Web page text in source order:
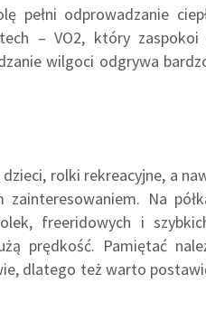
pełni odprowadzanie
– VO2, który zaspokoi
wilgoci odgrywa
rolki rekreacyjne, a
Na
freeridowych i
prędkość. Pamiętać
dlatego też warto